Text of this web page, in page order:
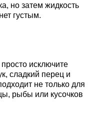
но затем жидкость
густым.
исключите
сладкий перец и
не только для
рыбы или кусочков